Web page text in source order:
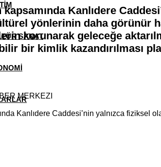
SANAT
Kanlıdere
yönlerinin daha görünür
korunarak geleceğe
bir kimlik kazandırılması
MERKEZI